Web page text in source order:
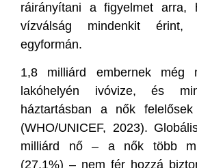
ráirányítani a figyelmet arra,
vízválság mindenkit érint,
egyformán.
1,8 milliárd embernek még
lakóhelyén ivóvize, és
háztartásban a nők
(WHO/UNICEF, 2023).
milliárd nő – a nők több
(27,1%) – nem fér hozzá